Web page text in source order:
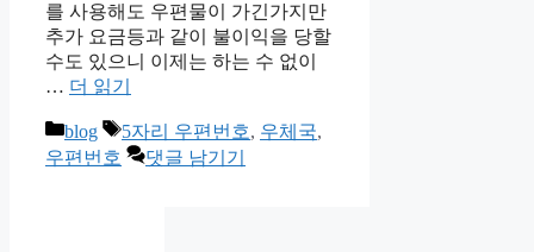
를 사용해도 우편물이 가긴가지만
추가 요금등과 같이 불이익을 당할
수도 있으니 이제는 하는 수 없이
… 더 읽기
카
테
blog
태
그
5자리 우편번호, 우체국,
우편번호
댓글 남기기